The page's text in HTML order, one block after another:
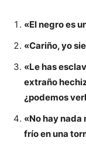
«El negro es
«Cariño, yo
«Le has
extraño
¿podemos
«No hay
frío en una